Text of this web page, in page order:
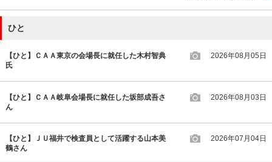
ひと
【ひと】ＣＡＡ東京の会場長に就任した木村智典
氏
2026年08月05日
【ひと】ＣＡＡ岐阜会場長に就任した坂部成吾さ
ん
2026年08月03日
【ひと】ＪＵ福井で検査員として活躍する山本美
鶴さん
2026年07月04日